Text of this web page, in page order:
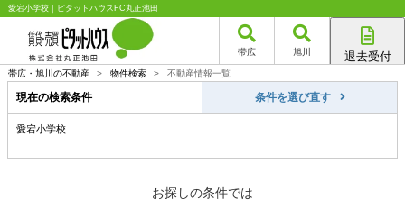
愛宕小学校｜ピタットハウスFC丸正池田
帯広 旭川 退去受付
旭川店
帯広・旭川の不動産 > 物件検索 > 不動産情報一覧
現在の検索条件 条件を選び直す
愛宕小学校
お探しの条件では